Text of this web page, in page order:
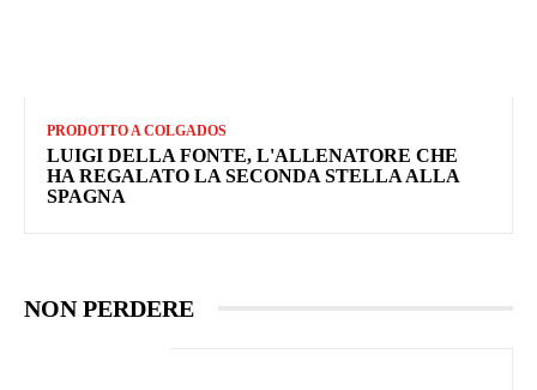
PRODOTTO A COLGADOS
LUIGI DELLA FONTE, L'ALLENATORE CHE
HA REGALATO LA SECONDA STELLA ALLA
SPAGNA
NON PERDERE